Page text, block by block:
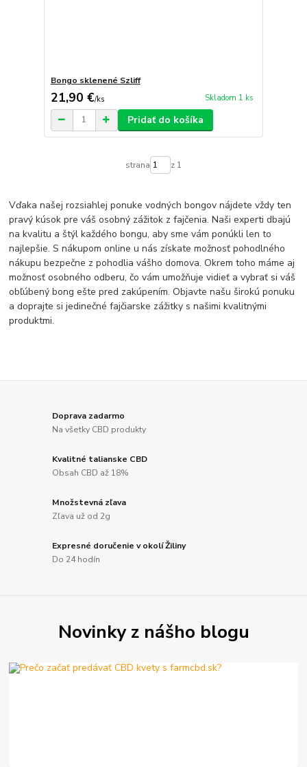
Bongo sklenené Szliff
21,90 €/ks Skladom 1 ks
Pridať do košíka
strana z 1
Vďaka našej rozsiahlej ponuke vodných bongov nájdete vždy ten
pravý kúsok pre váš osobný zážitok z fajčenia. Naši experti dbajú
na kvalitu a štýl každého bongu, aby sme vám ponúkli len to
najlepšie. S nákupom online u nás získate možnosť pohodlného
nákupu bezpečne z pohodlia vášho domova. Okrem toho máme aj
možnosť osobného odberu, čo vám umožňuje vidieť a vybrať si váš
obľúbený bong ešte pred zakúpením. Objavte našu širokú ponuku
a doprajte si jedinečné fajčiarske zážitky s našimi kvalitnými
produktmi.
Doprava zadarmo
Na všetky CBD produkty
Kvalitné talianske CBD
Obsah CBD až 18%
Množstevná zľava
Zľava už od 2g
Expresné doručenie v okolí Žiliny
Do 24 hodín
Novinky z nášho blogu